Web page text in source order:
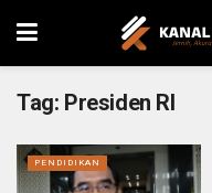
Tag: Presiden RI
PENDIDIKAN